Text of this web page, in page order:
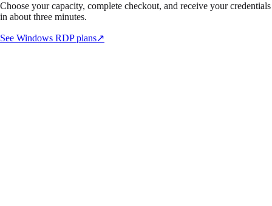
Choose your capacity, complete checkout, and receive your credentials
in about three minutes.
See Windows RDP plans↗